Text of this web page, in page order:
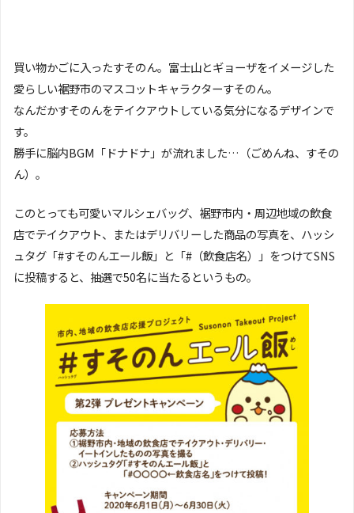
買い物かごに入ったすそのん。富士山とギョーザをイメージした
愛らしい裾野市のマスコットキャラクターすそのん。
なんだかすそのんをテイクアウトしている気分になるデザインで
す。
勝手に脳内BGM「ドナドナ」が流れました…（ごめんね、すその
ん）。
このとっても可愛いマルシェバッグ、裾野市内・周辺地域の飲食
店でテイクアウト、またはデリバリーした商品の写真を、ハッシ
ュタグ「#すそのんエール飯」と「#（飲食店名）」をつけてSNS
に投稿すると、抽選で50名に当たるというもの。